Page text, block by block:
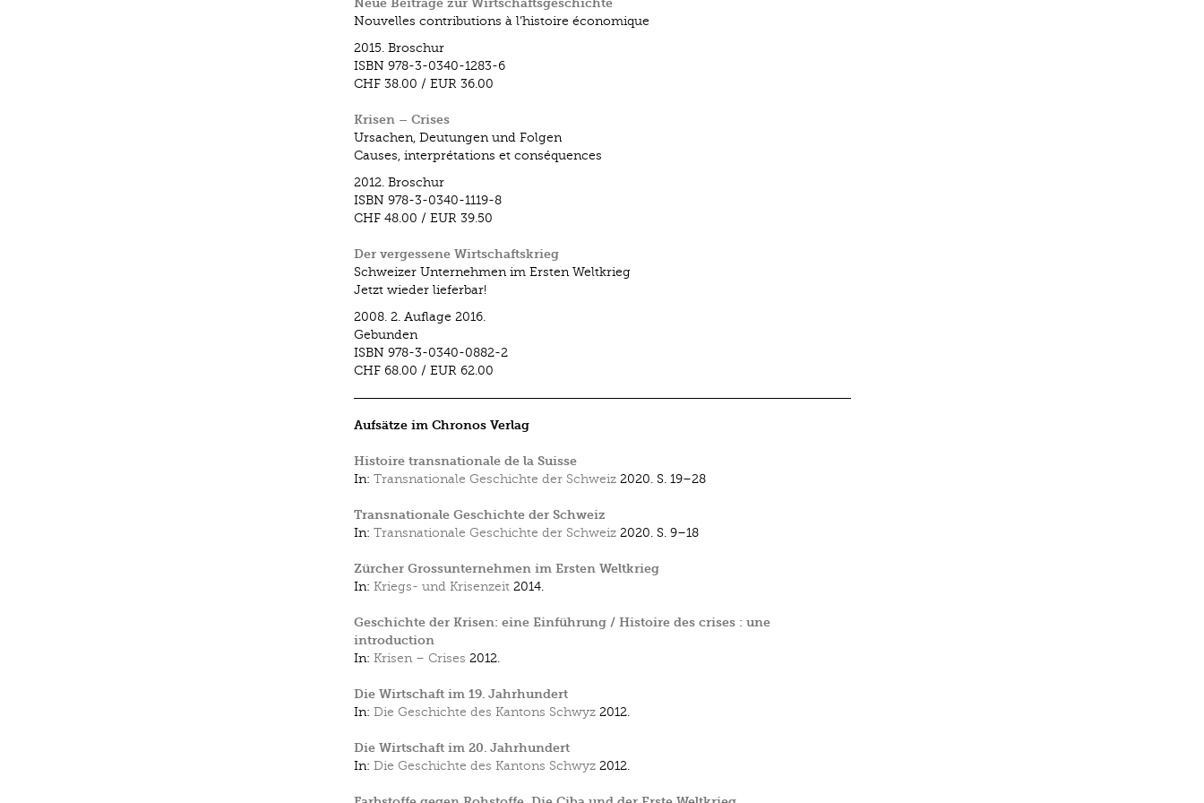
Neue Beiträge zur Wirtschaftsgeschichte
Nouvelles contributions à l’histoire économique
2015. Broschur
ISBN 978-3-0340-1283-6
CHF 38.00 / EUR 36.00
Krisen – Crises
Ursachen, Deutungen und Folgen
Causes, interprétations et conséquences
2012. Broschur
ISBN 978-3-0340-1119-8
CHF 48.00 / EUR 39.50
Der vergessene Wirtschaftskrieg
Schweizer Unternehmen im Ersten Weltkrieg
Jetzt wieder lieferbar!
2008. 2. Auflage 2016.
Gebunden
ISBN 978-3-0340-0882-2
CHF 68.00 / EUR 62.00
Aufsätze im Chronos Verlag
Histoire transnationale de la Suisse
In: Transnationale Geschichte der Schweiz 2020. S. 19–28
Transnationale Geschichte der Schweiz
In: Transnationale Geschichte der Schweiz 2020. S. 9–18
Zürcher Grossunternehmen im Ersten Weltkrieg
In: Kriegs- und Krisenzeit 2014.
Geschichte der Krisen: eine Einführung / Histoire des crises : une
introduction
In: Krisen – Crises 2012.
Die Wirtschaft im 19. Jahrhundert
In: Die Geschichte des Kantons Schwyz 2012.
Die Wirtschaft im 20. Jahrhundert
In: Die Geschichte des Kantons Schwyz 2012.